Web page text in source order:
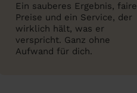
Ein sauberes Ergebnis, faire
Preise und ein Service, der
wirklich hält, was er
verspricht. Ganz ohne
Aufwand für dich.